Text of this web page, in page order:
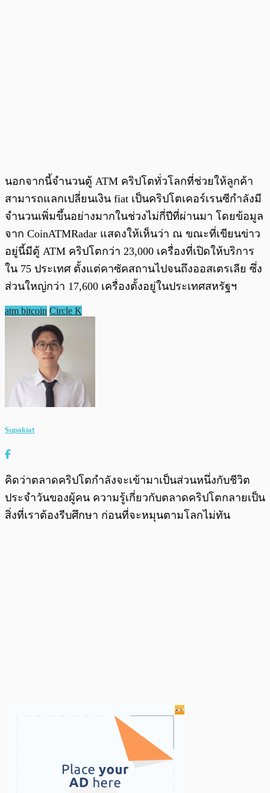
นอกจากนี้จำนวนตู้ ATM คริปโตทั่วโลกที่ช่วยให้ลูกค้า
สามารถแลกเปลี่ยนเงิน fiat เป็นคริปโตเคอร์เรนซีกำลังมี
จำนวนเพิ่มขึ้นอย่างมากในช่วงไม่กี่ปีที่ผ่านมา โดยข้อมูล
จาก CoinATMRadar แสดงให้เห็นว่า ณ ขณะที่เขียนข่าว
อยู่นี้มีตู้ ATM คริปโตกว่า 23,000 เครื่องที่เปิดให้บริการ
ใน 75 ประเทศ ตั้งแต่คาซัคสถานไปจนถึงออสเตรเลีย ซึ่ง
ส่วนใหญ่กว่า 17,600 เครื่องตั้งอยู่ในประเทศสหรัฐฯ
atm bitcoin Circle K
Supakiat
คิดว่าตลาดคริปโตกำลังจะเข้ามาเป็นส่วนหนึ่งกับชีวิต
ประจำวันของผู้คน ความรู้เกี่ยวกับตลาดคริปโตกลายเป็น
สิ่งที่เราต้องรีบศึกษา ก่อนที่จะหมุนตามโลกไม่ทัน